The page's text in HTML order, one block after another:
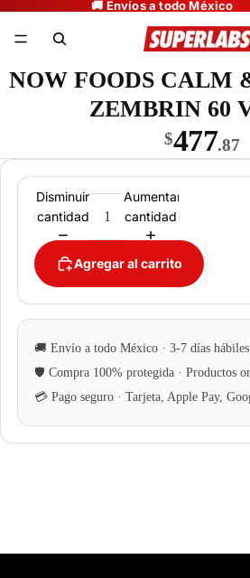
NOW FOODS CALM
ZEMBRIN 60
$477.87
Disminuir
cantidad
Aumentar
cantidad
Agregar al carrito